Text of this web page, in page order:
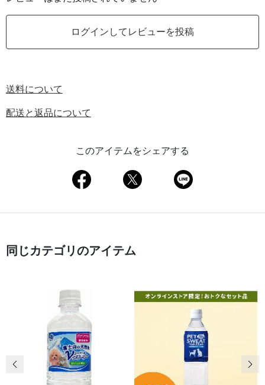
ログインしてレビューを投稿
送料について
配送と返品について
このアイテムをシェアする
同じカテゴリのアイテム
前の画像 次